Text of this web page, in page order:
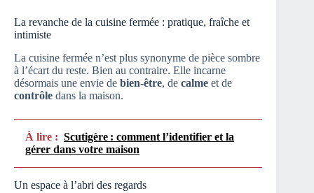
La revanche de la cuisine fermée : pratique, fraîche et
intimiste
La cuisine fermée n’est plus synonyme de pièce sombre
à l’écart du reste. Bien au contraire. Elle incarne
désormais une envie de bien-être, de calme et de
contrôle dans la maison.
À lire : Scutigère : comment l’identifier et la
gérer dans votre maison
Un espace à l’abri des regards